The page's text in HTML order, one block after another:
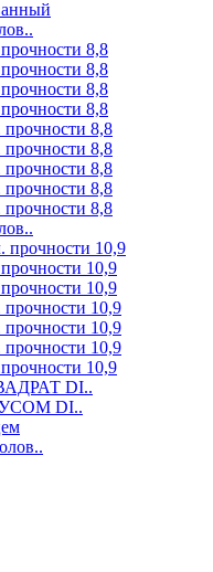
8,8
8,8
8,8
8,8
8,8
8,8
8,8
8,8
8,8
прочности 10,9
10,9
10,9
10,9
10,9
10,9
10,9
DI..
DI..